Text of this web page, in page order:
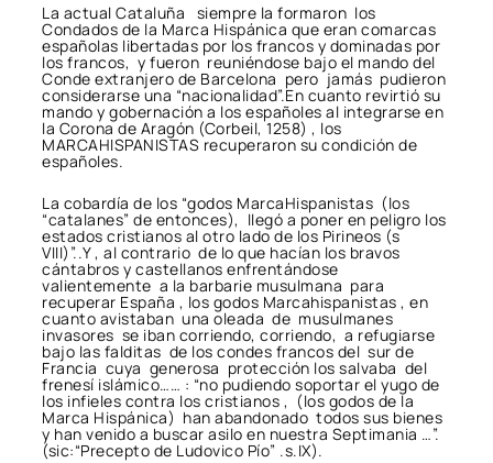
La actual Cataluña siempre la formaron los
Condados de la Marca Hispánica que eran comarcas
españolas libertadas por los francos y dominadas por
los francos, y fueron reuniéndose bajo el mando del
Conde extranjero de Barcelona pero jamás pudieron
considerarse una “nacionalidad”.En cuanto revirtió su
mando y gobernación a los españoles al integrarse en
la Corona de Aragón (Corbeil, 1258) , los
MARCAHISPANISTAS recuperaron su condición de
españoles.
La cobardía de los “godos MarcaHispanistas (los
“catalanes” de entonces), llegó a poner en peligro los
estados cristianos al otro lado de los Pirineos (s
VIII)”..Y , al contrario de lo que hacían los bravos
cántabros y castellanos enfrentándose
valientemente a la barbarie musulmana para
recuperar España , los godos Marcahispanistas , en
cuanto avistaban una oleada de musulmanes
invasores se iban corriendo, corriendo, a refugiarse
bajo las falditas de los condes francos del sur de
Francia cuya generosa protección los salvaba del
frenesí islámico…… : “no pudiendo soportar el yugo de
los infieles contra los cristianos , (los godos de la
Marca Hispánica) han abandonado todos sus bienes
y han venido a buscar asilo en nuestra Septimania …”.
(sic:“Precepto de Ludovico Pío” .s.IX).